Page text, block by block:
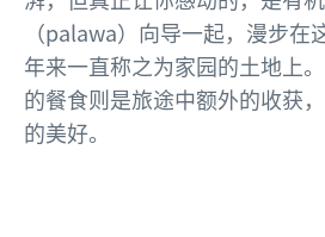
（palawa）向导一起，漫步在
年来一直称之为家园的土地上
的餐食则是旅途中额外的收获
的美好。